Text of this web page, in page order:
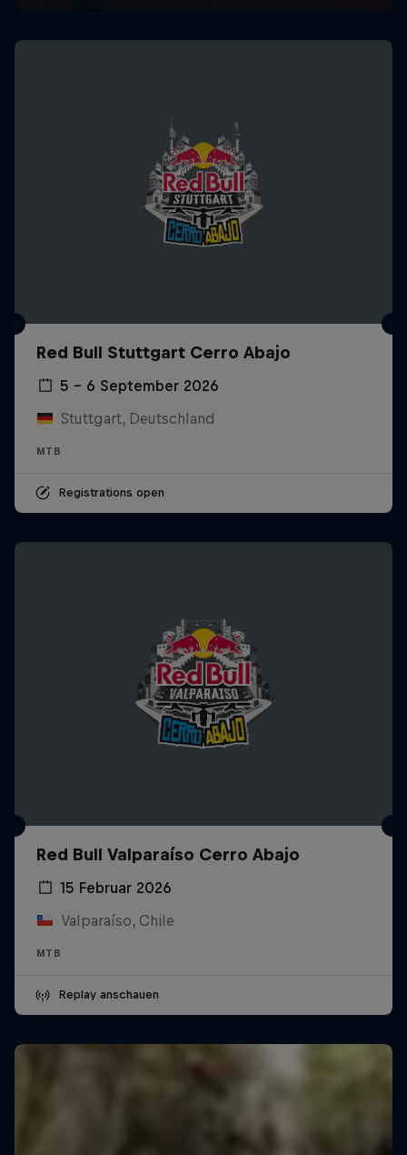
Red Bull Stuttgart Cerro Abajo
5 – 6 September 2026
Stuttgart, Deutschland
MTB
Registrations open
Red Bull Valparaíso Cerro Abajo
15 Februar 2026
Valparaíso, Chile
MTB
Replay anschauen